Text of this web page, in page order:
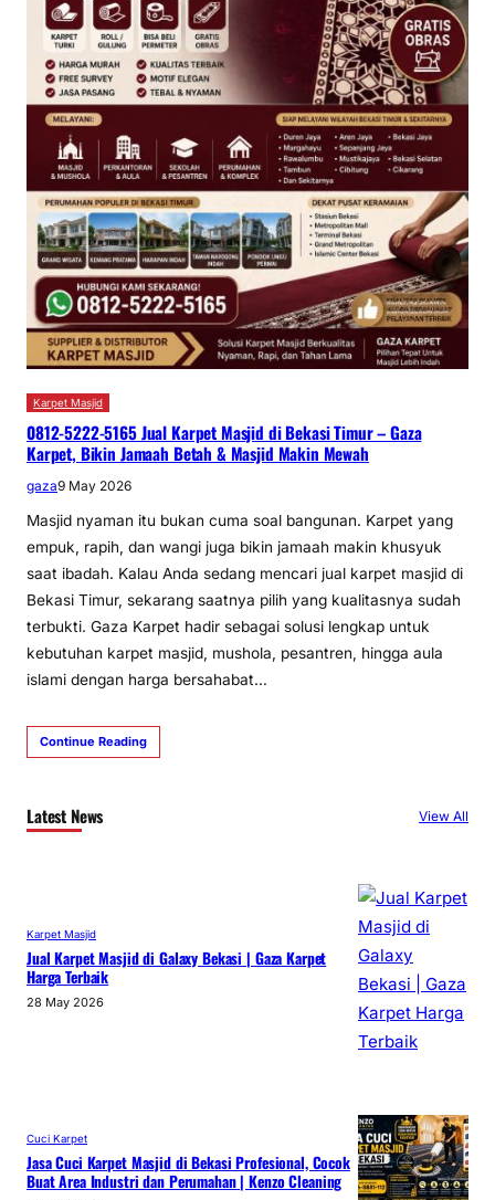
Karpet Masjid
0812-5222-5165 Jual Karpet Masjid di Bekasi Timur – Gaza
Karpet, Bikin Jamaah Betah & Masjid Makin Mewah
gaza9 May 2026
Masjid nyaman itu bukan cuma soal bangunan. Karpet yang
empuk, rapih, dan wangi juga bikin jamaah makin khusyuk
saat ibadah. Kalau Anda sedang mencari jual karpet masjid di
Bekasi Timur, sekarang saatnya pilih yang kualitasnya sudah
terbukti. Gaza Karpet hadir sebagai solusi lengkap untuk
kebutuhan karpet masjid, mushola, pesantren, hingga aula
islami dengan harga bersahabat…
Continue Reading
Latest News View All
Karpet Masjid
Jual Karpet Masjid di Galaxy Bekasi | Gaza Karpet
Harga Terbaik
28 May 2026
Cuci Karpet
Jasa Cuci Karpet Masjid di Bekasi Profesional, Cocok
Buat Area Industri dan Perumahan | Kenzo Cleaning